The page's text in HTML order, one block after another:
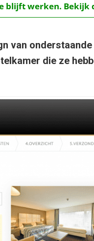
blijft werken. Bekijk
van onderstaande
die ze